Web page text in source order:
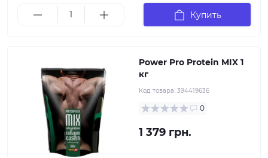
Купить
Power Pro Protein MIX 1
кг
Код товара: 394419636
0
1 379 грн.